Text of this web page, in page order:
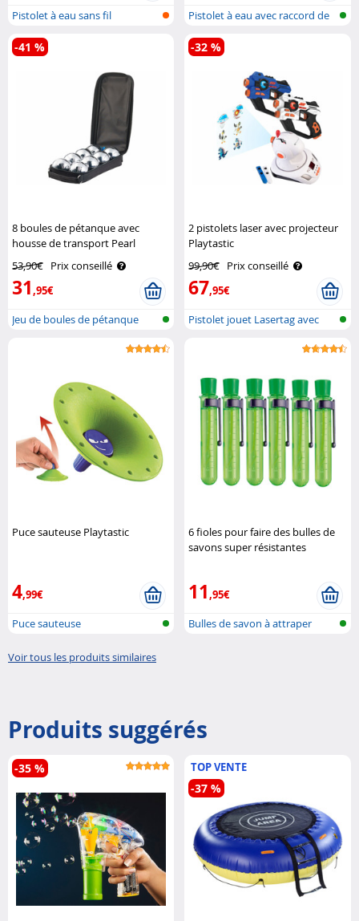
Pistolet à eau sans fil
Pistolet à eau avec raccord de
bout..
8 boules de pétanque avec
housse de transport Pearl
53,90€ Prix conseillé
31,95€
-41 %
Jeu de boules de pétanque
2 pistolets laser avec projecteur
Playtastic
99,90€ Prix conseillé
67,95€
-32 %
Pistolet jouet Lasertag avec
Puce sauteuse Playtastic
4,99€
Puce sauteuse
6 fioles pour faire des bulles de
savons super résistantes
11,95€
Bulles de savon à attraper
Voir tous les produits similaires
Produits suggérés
-35 % TOP VENTE
-37 %